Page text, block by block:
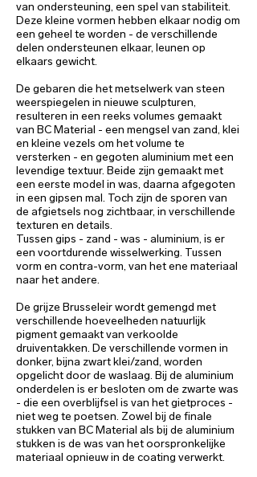
van ondersteuning, een spel van stabiliteit.
Deze kleine vormen hebben elkaar nodig om
een geheel te worden - de verschillende
delen ondersteunen elkaar, leunen op
elkaars gewicht.
De gebaren die het metselwerk van steen
weerspiegelen in nieuwe sculpturen,
resulteren in een reeks volumes gemaakt
van BC Material - een mengsel van zand, klei
en kleine vezels om het volume te
versterken - en gegoten aluminium met een
levendige textuur. Beide zijn gemaakt met
een eerste model in was, daarna afgegoten
in een gipsen mal. Toch zijn de sporen van
de afgietsels nog zichtbaar, in verschillende
texturen en details.
Tussen gips - zand - was - aluminium, is er
een voortdurende wisselwerking. Tussen
vorm en contra-vorm, van het ene materiaal
naar het andere.
De grijze Brusseleir wordt gemengd met
verschillende hoeveelheden natuurlijk
pigment gemaakt van verkoolde
druiventakken. De verschillende vormen in
donker, bijna zwart klei/zand, worden
opgelicht door de waslaag. Bij de aluminium
onderdelen is er besloten om de zwarte was
- die een overblijfsel is van het gietproces -
niet weg te poetsen. Zowel bij de finale
stukken van BC Material als bij de aluminium
stukken is de was van het oorspronkelijke
materiaal opnieuw in de coating verwerkt.